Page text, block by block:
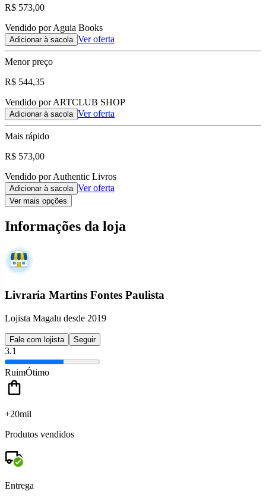
R$ 573,00
Vendido por Aguia Books
Adicionar à sacola Ver oferta
Menor preço
R$ 544,35
Vendido por ARTCLUB SHOP
Adicionar à sacola Ver oferta
Mais rápido
R$ 573,00
Vendido por Authentic Livros
Adicionar à sacola Ver oferta
Ver mais opções
Informações da loja
Livraria Martins Fontes Paulista
Lojista Magalu desde 2019
Fale com lojista Seguir
3.1
RuimÓtimo
+20mil
Produtos vendidos
Entrega